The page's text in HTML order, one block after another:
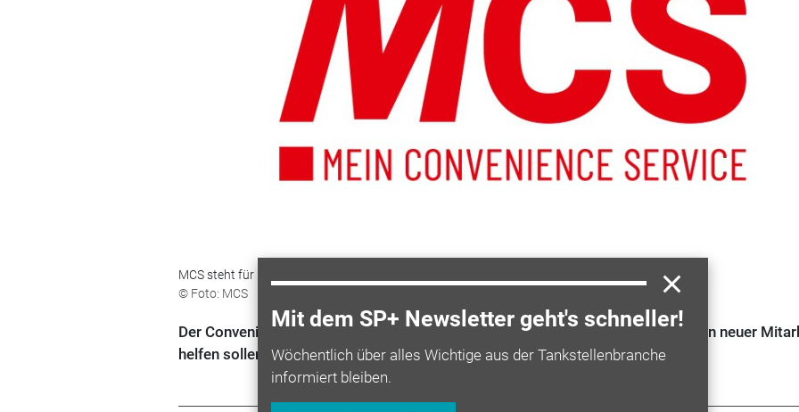
MCS steht für "Marketing und Convenience Shop".
© Foto: MCS
Der Convenience-Experte bietet gratis Vorlagen zum Download, die beim Finden neuer
helfen sollen.
Mit dem SP+ Newsletter geht's schneller!
Wöchentlich über alles Wichtige aus der Tankstellenbranche
informiert bleiben.